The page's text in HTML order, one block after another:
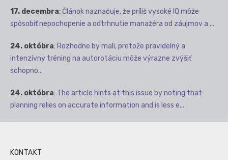
17. decembra: Článok naznačuje, že príliš vysoké IQ môže
spôsobiť nepochopenie a odtrhnutie manažéra od záujmov a ...
24. októbra: Rozhodne by mali, pretože pravidelný a
intenzívny tréning na autorotáciu môže výrazne zvýšiť
schopno...
24. októbra: The article hints at this issue by noting that
planning relies on accurate information and is less e...
KONTAKT